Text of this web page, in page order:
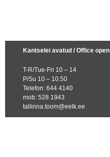
Kantselei avatud / Office open
T-R/Tue-Fri 10 – 14
P/Su 10 – 10.50
Telefon: 644 4140
mob: 528 1943
tallinna.toom@eelk.ee